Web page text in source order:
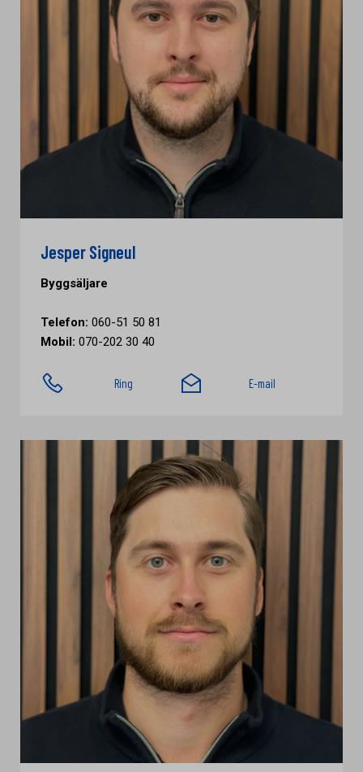
Jesper Signeul
Byggsäljare
Telefon: 060-51 50 81
Mobil: 070-202 30 40
Ring E-mail